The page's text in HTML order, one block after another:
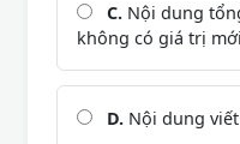
C. Nội dung
không có giá trị
D. Nội dung